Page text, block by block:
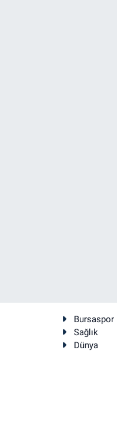
Bursaspor
Sağlık
Dünya